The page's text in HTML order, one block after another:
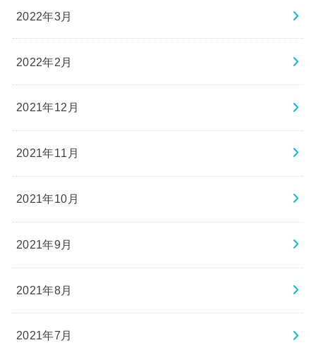
2022年3月
2022年2月
2021年12月
2021年11月
2021年10月
2021年9月
2021年8月
2021年7月